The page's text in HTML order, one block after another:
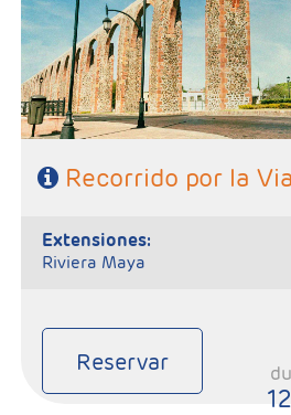
Mexico.
- Categoría Hotelera: C, B y A
Régimen: HD + 3 almuerzos
Recorrido por la
extensiones:
Riviera Maya
Reservar